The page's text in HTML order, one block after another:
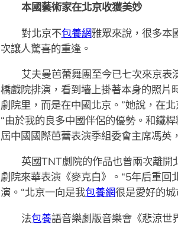
本國藝術家在北京收獲美妙
對北京不包養網雅眾來說，很多本
次讓人驚喜的重逢。
艾夫曼芭蕾舞團至今已七次來京表
橋戲院排演，看到墻上掛著本身的照片
劇院里，而是在中國北京。”她說，在
“由於我的良多中國伴侶的優勢。和鐵
屆中國國際芭蕾表演季組委會主席馮英
英國TNT劇院的作品也曾兩次離開
劇院來華表演《麥克白》。“5年后重
演。“北京一向是我包養網很是愛好的城
法包養語音樂劇版音樂會《悲涼世